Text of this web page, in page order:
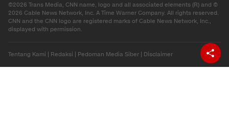
©2026 Trans Media, CNN name, logo and all associated elements (R) and ©
2026 Cable News Network, Inc. A Time Warner Company. All rights reserved.
CNN and the CNN logo are registered marks of Cable News Network, Inc.,
displayed with permission.
Tentang Kami | Redaksi | Pedoman Media Siber | Disclaimer